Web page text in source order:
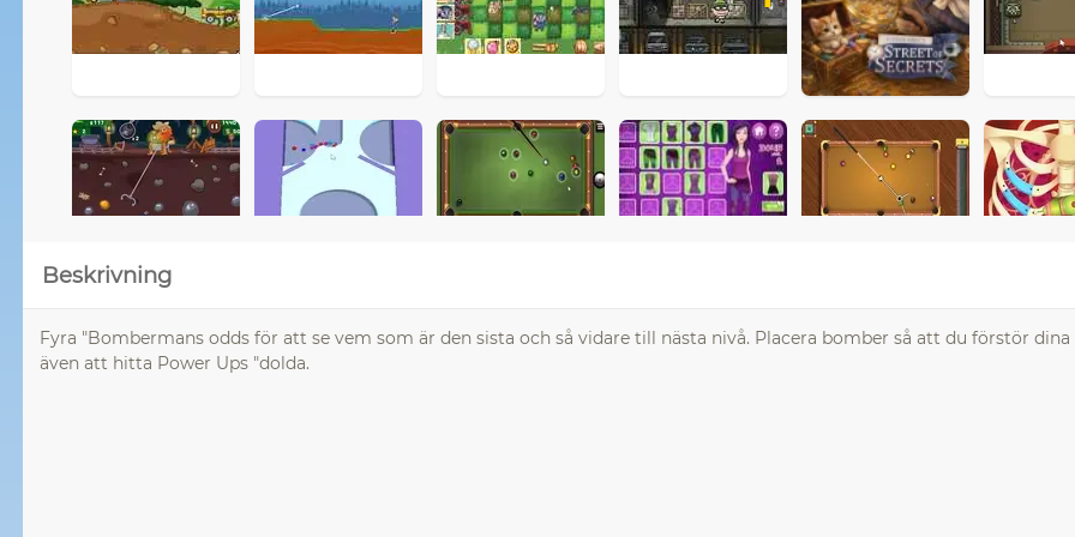
Beskrivning
Fyra "Bombermans odds för att se vem som är den sista och så vidare till nästa nivå. Placera bomber så att du förstör
även att hitta Power Ups "dolda.